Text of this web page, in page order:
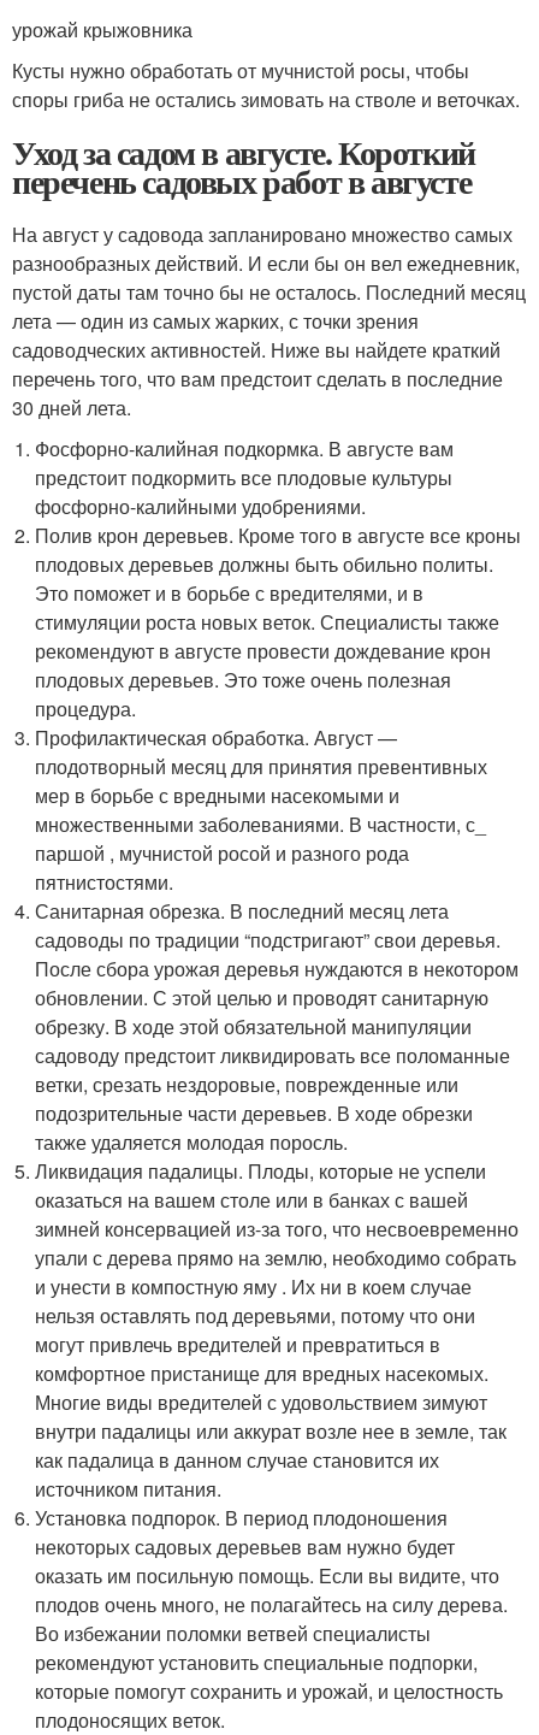
урожай крыжовника
Кусты нужно обработать от мучнистой росы, чтобы
споры гриба не остались зимовать на стволе и веточках.
Уход за садом в августе. Короткий
перечень садовых работ в августе
На август у садовода запланировано множество самых
разнообразных действий. И если бы он вел ежедневник,
пустой даты там точно бы не осталось. Последний месяц
лета — один из самых жарких, с точки зрения
садоводческих активностей. Ниже вы найдете краткий
перечень того, что вам предстоит сделать в последние
30 дней лета.
Фосфорно-калийная подкормка. В августе вам
предстоит подкормить все плодовые культуры
фосфорно-калийными удобрениями.
Полив крон деревьев. Кроме того в августе все кроны
плодовых деревьев должны быть обильно политы.
Это поможет и в борьбе с вредителями, и в
стимуляции роста новых веток. Специалисты также
рекомендуют в августе провести дождевание крон
плодовых деревьев. Это тоже очень полезная
процедура.
Профилактическая обработка. Август —
плодотворный месяц для принятия превентивных
мер в борьбе с вредными насекомыми и
множественными заболеваниями. В частности, с_
паршой , мучнистой росой и разного рода
пятнистостями.
Санитарная обрезка. В последний месяц лета
садоводы по традиции “подстригают” свои деревья.
После сбора урожая деревья нуждаются в некотором
обновлении. С этой целью и проводят санитарную
обрезку. В ходе этой обязательной манипуляции
садоводу предстоит ликвидировать все поломанные
ветки, срезать нездоровые, поврежденные или
подозрительные части деревьев. В ходе обрезки
также удаляется молодая поросль.
Ликвидация падалицы. Плоды, которые не успели
оказаться на вашем столе или в банках с вашей
зимней консервацией из-за того, что несвоевременно
упали с дерева прямо на землю, необходимо собрать
и унести в компостную яму . Их ни в коем случае
нельзя оставлять под деревьями, потому что они
могут привлечь вредителей и превратиться в
комфортное пристанище для вредных насекомых.
Многие виды вредителей с удовольствием зимуют
внутри падалицы или аккурат возле нее в земле, так
как падалица в данном случае становится их
источником питания.
Установка подпорок. В период плодоношения
некоторых садовых деревьев вам нужно будет
оказать им посильную помощь. Если вы видите, что
плодов очень много, не полагайтесь на силу дерева.
Во избежании поломки ветвей специалисты
рекомендуют установить специальные подпорки,
которые помогут сохранить и урожай, и целостность
плодоносящих веток.